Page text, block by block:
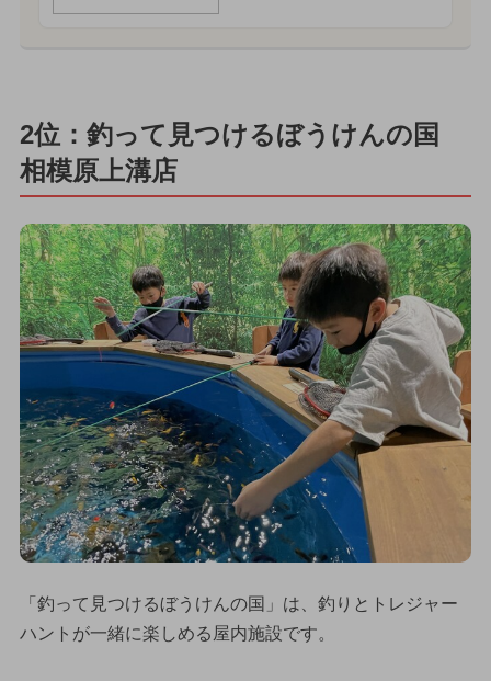
2位：釣って見つけるぼうけんの国
相模原上溝店
「釣って見つけるぼうけんの国」は、釣りとトレジャー
ハントが一緒に楽しめる屋内施設です。